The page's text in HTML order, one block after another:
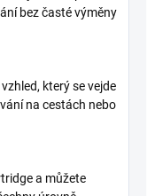
bez časté výměny
který se vejde
na cestách nebo
a můžete